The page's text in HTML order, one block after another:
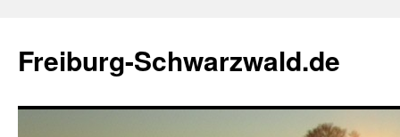
springen
Freiburg-Schwarzwald.de